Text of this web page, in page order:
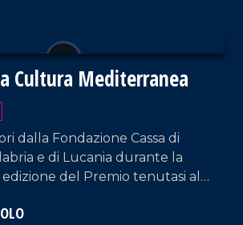
Cultura Mediterranea
dalla Fondazione Cassa di
e di Lucania durante la
del Premio tenutasi al